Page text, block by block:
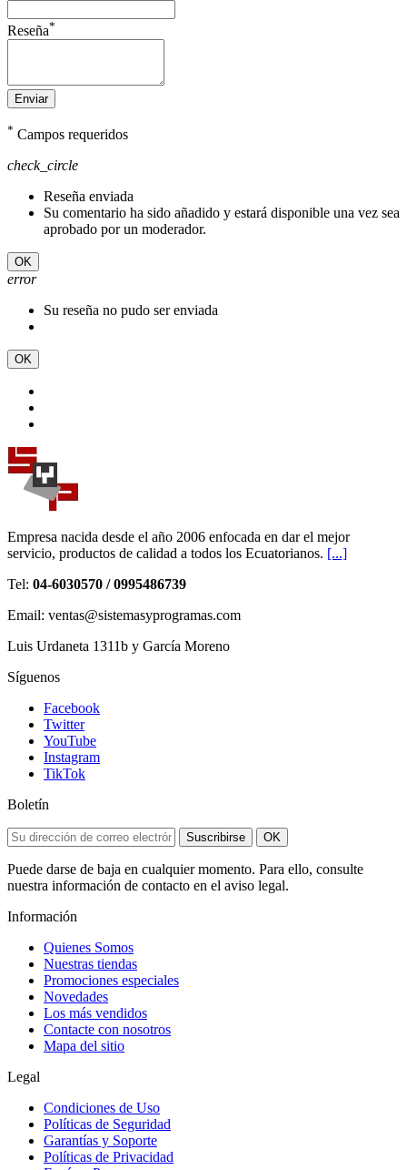
Reseña*
Enviar
* Campos requeridos
check_circle
Reseña enviada
Su comentario ha sido añadido y estará disponible una vez sea
aprobado por un moderador.
OK
error
Su reseña no pudo ser enviada
OK
Empresa nacida desde el año 2006 enfocada en dar el mejor
servicio, productos de calidad a todos los Ecuatorianos. [...]
Tel: 04-6030570 / 0995486739
Email: ventas@sistemasyprogramas.com
Luis Urdaneta 1311b y García Moreno
Síguenos
Facebook
Twitter
YouTube
Instagram
TikTok
Boletín
Suscribirse OK
Puede darse de baja en cualquier momento. Para ello, consulte
nuestra información de contacto en el aviso legal.
Información
Quienes Somos
Nuestras tiendas
Promociones especiales
Novedades
Los más vendidos
Contacte con nosotros
Mapa del sitio
Legal
Condiciones de Uso
Políticas de Seguridad
Garantías y Soporte
Políticas de Privacidad